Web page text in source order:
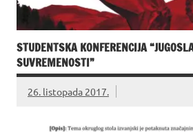
STUDENTSKA KONFERENCIJA
SUVREMENOSTI”
26. listopada 2017.